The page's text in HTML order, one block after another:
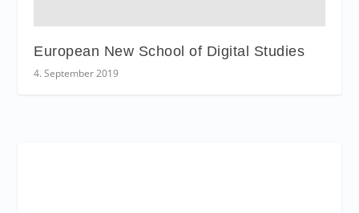
European New School of Digital Studies
4. September 2019